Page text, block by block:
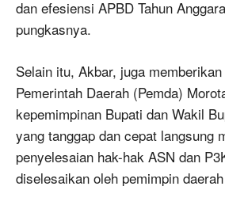
dan efesiensi APBD Tahun
pungkasnya.
Selain itu, Akbar, juga
Pemerintah Daerah (Pemda)
kepemimpinan Bupati dan Wakil
yang tanggap dan cepat langsung
penyelesaian hak-hak ASN dan
diselesaikan oleh pemimpin